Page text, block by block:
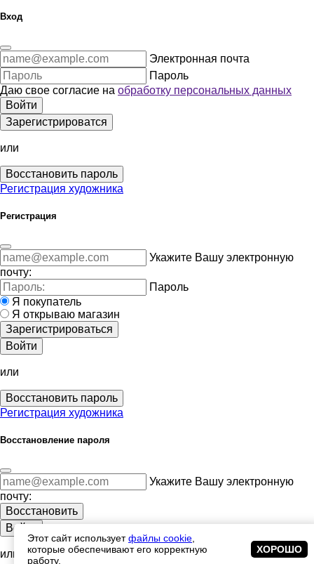
Вход
Электронная почта
Пароль
Даю свое согласие на обработку персональных данных
Войти
Зарегистрироватся
или
Восстановить пароль
Регистрация художника
Регистрация
Укажите Вашу электронную
почту:
Пароль
Я покупатель
Я открываю магазин
Зарегистрироваться
Войти
или
Восстановить пароль
Регистрация художника
Восстановление пароля
Укажите Вашу электронную
почту:
Восстановить
Войти
или
Этот сайт используетфайлы cookie
которые обеспечивают его корректную
работу.
ХОРОШО